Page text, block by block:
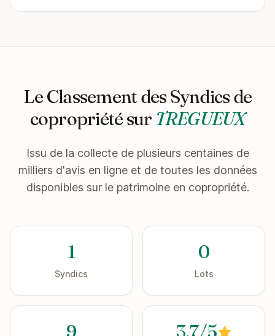
Le Classement des Syndics de
copropriété sur TREGUEUX
Issu de la collecte de plusieurs centaines de
milliers d'avis en ligne et de toutes les données
disponibles sur le patrimoine en copropriété.
1
Syndics
0
Lots
9 3.7/5